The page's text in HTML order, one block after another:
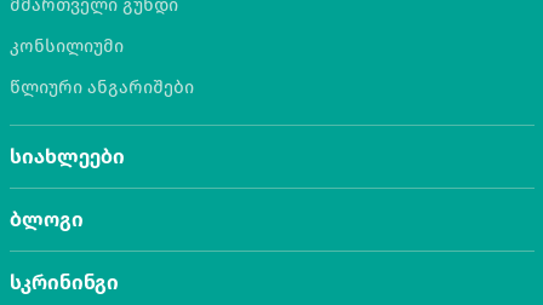
მმართველი გუნდი
კონსილიუმი
წლიური ანგარიშები
სიახლეები
ბლოგი
სკრინინგი